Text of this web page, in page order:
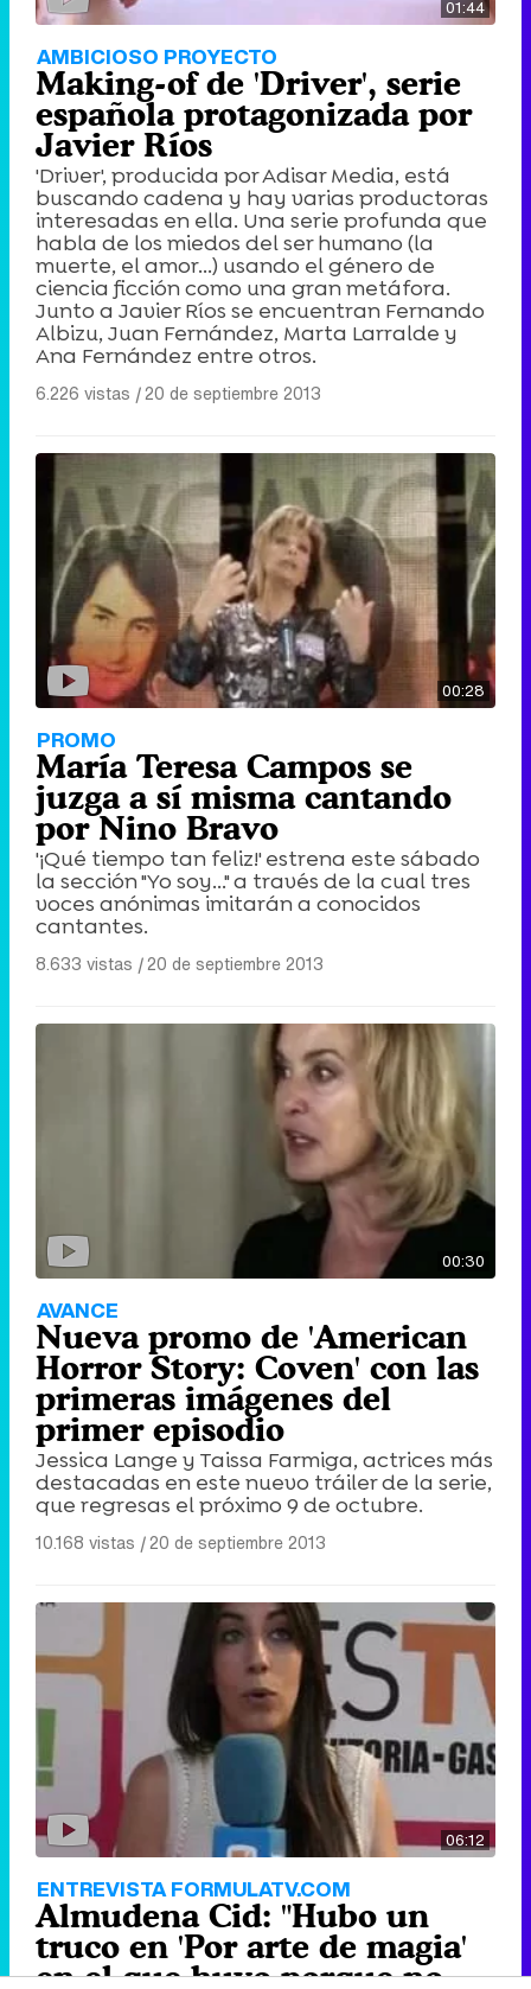
01:44
AMBICIOSO PROYECTO
Making-of de 'Driver', serie
española protagonizada por
Javier Ríos
'Driver', producida por Adisar Media, está
buscando cadena y hay varias productoras
interesadas en ella. Una serie profunda que
habla de los miedos del ser humano (la
muerte, el amor...) usando el género de
ciencia ficción como una gran metáfora.
Junto a Javier Ríos se encuentran Fernando
Albizu, Juan Fernández, Marta Larralde y
Ana Fernández entre otros.
6.226 vistas |20 de septiembre 2013
00:28
PROMO
María Teresa Campos se
juzga a sí misma cantando
por Nino Bravo
'¡Qué tiempo tan feliz!' estrena este sábado
la sección "Yo soy..." a través de la cual tres
voces anónimas imitarán a conocidos
cantantes.
8.633 vistas |20 de septiembre 2013
00:30
AVANCE
Nueva promo de 'American
Horror Story: Coven' con las
primeras imágenes del
primer episodio
Jessica Lange y Taissa Farmiga, actrices más
destacadas en este nuevo tráiler de la serie,
que regresas el próximo 9 de octubre.
10.168 vistas |20 de septiembre 2013
06:12
ENTREVISTA FORMULATV.COM
Almudena Cid: "Hubo un
truco en 'Por arte de magia'
en el que huyo porque no